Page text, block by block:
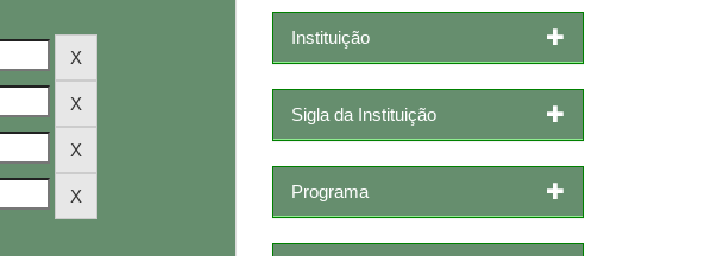
Instituição
Sigla da Instituição
Programa